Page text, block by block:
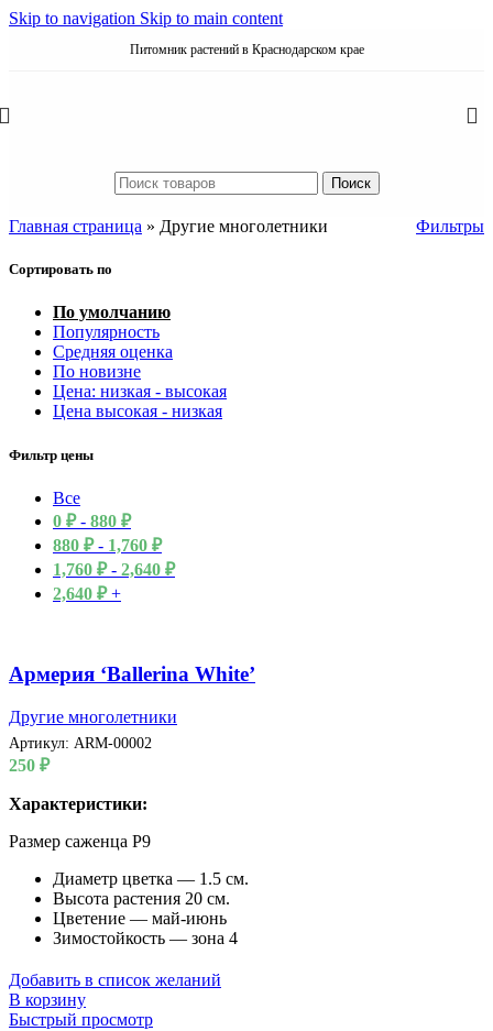
Skip to navigation Skip to main content
Питомник растений в Краснодарском крае
Поиск
Главная страница » Другие многолетники Фильтры
Сортировать по
По умолчанию
Популярность
Средняя оценка
По новизне
Цена: низкая - высокая
Цена высокая - низкая
Фильтр цены
Все
0 ₽- 880 ₽
880 ₽- 1,760 ₽
1,760 ₽- 2,640 ₽
2,640 ₽+
Армерия ‘Ballerina White’
Другие многолетники
Артикул: ARM-00002
250 ₽
Характеристики:
Размер саженца P9
Диаметр цветка — 1.5 см.
Высота растения 20 см.
Цветение — май-июнь
Зимостойкость — зона 4
Добавить в список желаний
В корзину
Быстрый просмотр